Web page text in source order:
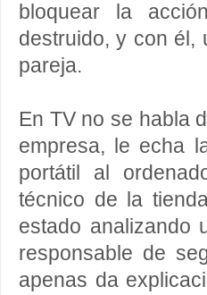
bloquear la
destruido, y con él,
pareja.
En TV no se habla
empresa, le echa
portátil al
técnico de la
estado analizando
responsable de
apenas da